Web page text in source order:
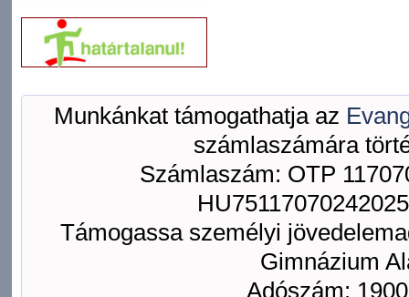
Munkánkat támogathatja az
számlaszámára
Számlaszám: OTP
Támogassa személyi
Gimnázium
Adószám: